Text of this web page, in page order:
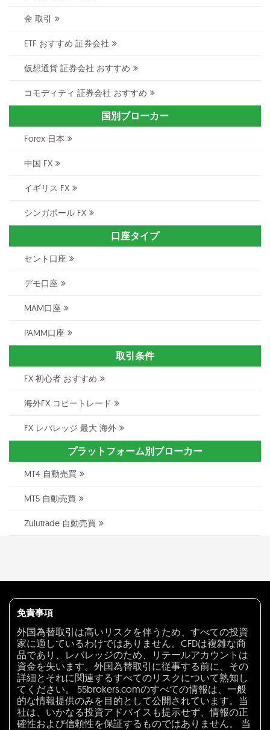
金 取引
ETF おすすめ 証券会社
仮想通貨 証券会社 おすすめ
コモディティ 証券会社 おすすめ
国別ブローカー
Forex 日本
中国 FX
イギリス FX
シンガポール FX
口座タイプ
セント口座
デモ口座
MAM口座
PAMM口座
取引条件
FX 初心者 おすすめ
海外FX コピートレード
FX レバレッジ 最大 海外
プラットフォーム別ブローカー
MT4 自動売買
MT5 自動売買
Zulutrade 自動売買
免責事項
外国為替取引は高いリスクを伴うため、すべての投資
家に適しているわけではありません。CFDは複雑な商
品であり、レバレッジのため、リテールアカウントは
資金を失います。外国為替取引に従事する前に、その
詳細とそれに関連するすべてのリスクについて熟知し
てください。 55brokers.comのすべての情報は、一般
的な情報提供のみを目的として公開されています。当
社は、いかなる投資アドバイスも提示せず、情報の正
確性および信頼性を保証するものではありません。 当